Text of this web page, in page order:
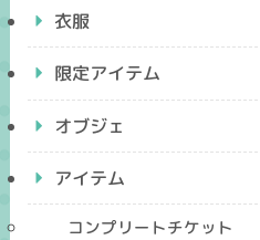
衣服
限定アイテム
オブジェ
アイテム
コンプリートチケット